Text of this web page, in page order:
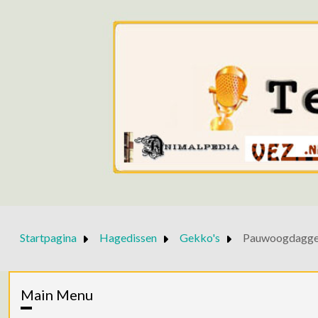
Startpagina Hagedissen Gekko's
Main Menu